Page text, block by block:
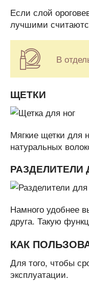
Если слой
лучшими
В
ЩЕТКИ
Мягкие щетки для
натуральных
РАЗДЕЛИТЕЛИ
Намного удобнее
друга. Такую
КАК
Для того, чтобы
эксплуатации.